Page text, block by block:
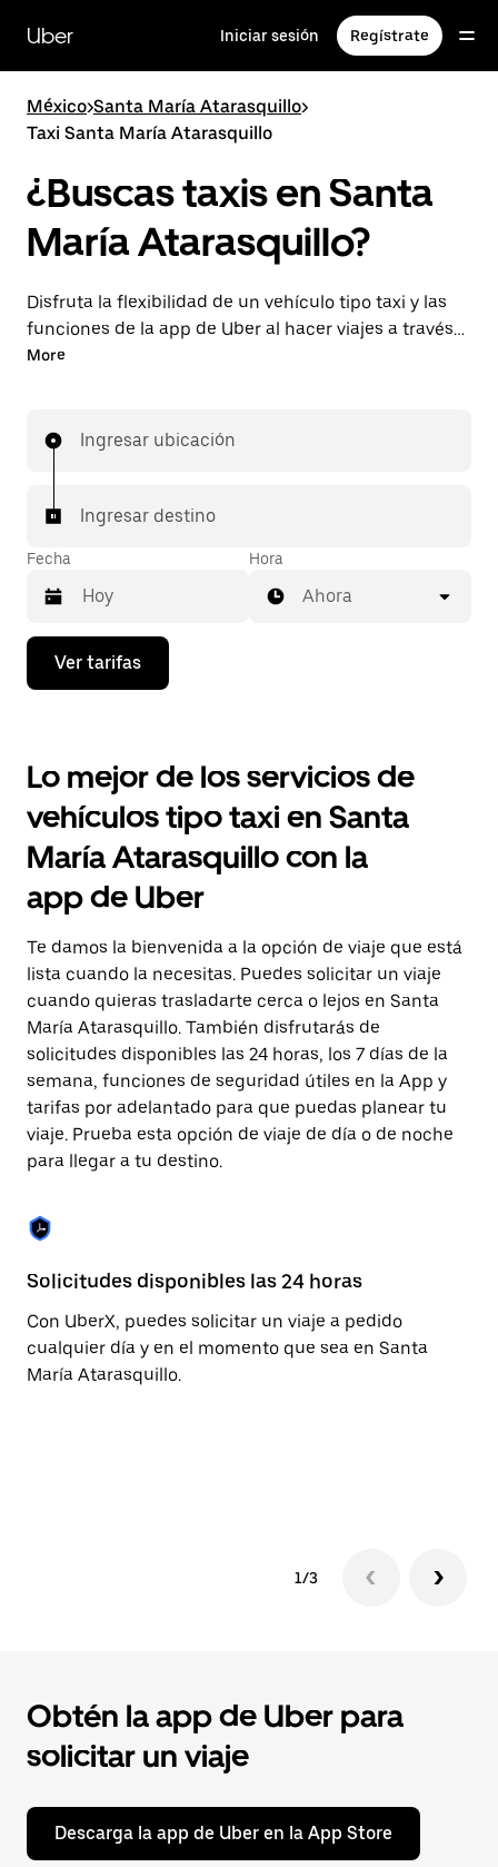
contenido
principal
Uber Iniciar sesión Regístrate
México>Santa María Atarasquillo>
Taxi Santa María Atarasquillo
¿Buscas taxis en Santa
María Atarasquillo?
Disfruta la flexibilidad de un vehículo tipo taxi y las
funciones de la app de Uber al hacer viajes a través
de UberX en Santa María Atarasquillo. Puedes
tarifas por adelantado económicas para cada viaje.
More
Ingresar ubicación
Ingresar destino
Fecha
Presiona
flecha
interactuar
con
el
calendario
y
selecciona
una
fecha.
la
tecla Esc
cerrar
el
calendario.
Hora
Ahora
Ver tarifas
Lo mejor de los servicios de
vehículos tipo taxi en Santa
María Atarasquillo con la
app de Uber
Te damos la bienvenida a la opción de viaje que está
lista cuando la necesitas. Puedes solicitar un viaje
cuando quieras trasladarte cerca o lejos en Santa
María Atarasquillo. También disfrutarás de
solicitudes disponibles las 24 horas, los 7 días de la
semana, funciones de seguridad útiles en la App y
tarifas por adelantado para que puedas planear tu
viaje. Prueba esta opción de viaje de día o de noche
para llegar a tu destino.
Solicitudes disponibles las 24 horas
Con UberX, puedes solicitar un viaje a pedido
cualquier día y en el momento que sea en Santa
María Atarasquillo.
1/3
Obtén la app de Uber para
solicitar un viaje
Descarga la app de Uber en la App Store